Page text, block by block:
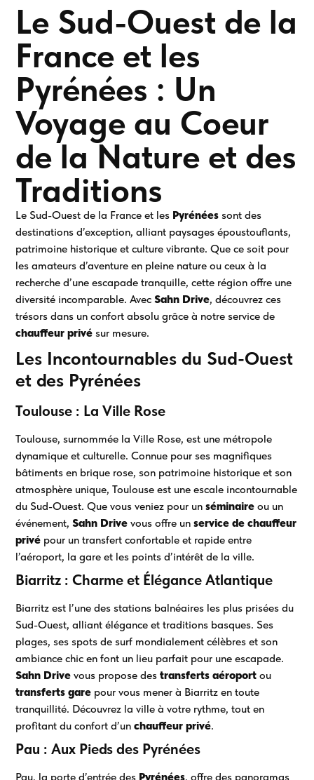
Le Sud-Ouest de la
France et les
Pyrénées : Un
Voyage au Coeur
de la Nature et des
Traditions
Le Sud-Ouest de la France et les Pyrénées sont des
destinations d’exception, alliant paysages époustouflants,
patrimoine historique et culture vibrante. Que ce soit pour
les amateurs d’aventure en pleine nature ou ceux à la
recherche d’une escapade tranquille, cette région offre une
diversité incomparable. AvecSahn Drive, découvrez ces
trésors dans un confort absolu grâce à notre service de
chauffeur privé sur mesure.
Les Incontournables du Sud-Ouest
et des Pyrénées
Toulouse : La Ville Rose
Toulouse, surnommée la Ville Rose, est une métropole
dynamique et culturelle. Connue pour ses magnifiques
bâtiments en brique rose, son patrimoine historique et son
atmosphère unique, Toulouse est une escale incontournable
du Sud-Ouest. Que vous veniez pour unséminaire ou un
événement,Sahn Drive vous offre unservice de chauffeur
privé pour un transfert confortable et rapide entre
l’aéroport, la gare et les points d’intérêt de la ville.
Biarritz : Charme et Élégance Atlantique
Biarritz est l’une des stations balnéaires les plus prisées du
Sud-Ouest, alliant élégance et traditions basques. Ses
plages, ses spots de surf mondialement célèbres et son
ambiance chic en font un lieu parfait pour une escapade.
Sahn Drive vous propose destransferts aéroport ou
transferts gare pour vous mener à Biarritz en toute
tranquillité. Découvrez la ville à votre rythme, tout en
profitant du confort d’unchauffeur privé.
Pau : Aux Pieds des Pyrénées
Pau, la porte d’entrée des Pyrénées, offre des panoramas